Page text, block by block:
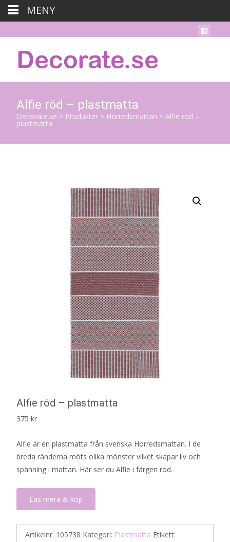
Alfie röd – plastmatta
Decorate.se > Produkter > Horredsmattan > Alfie röd –
plastmatta
Alfie röd – plastmatta
375 kr
Alfie är en plastmatta från svenska Horredsmattan. I de
breda ränderna möts olika mönster vilket skapar liv och
spänning i mattan. Här ser du Alfie i färgen röd.
Läs mera & köp
Artikelnr: 105738 Kategori: Plastmatta Etikett:
MENY